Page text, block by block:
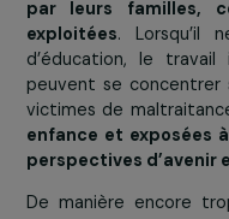
Obstacle n°2 : le
Le travail des